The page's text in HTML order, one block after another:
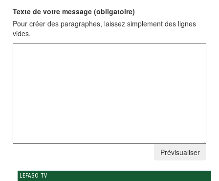
Texte de votre message (obligatoire)
Pour créer des paragraphes, laissez simplement des lignes
vides.
LEFASO TV